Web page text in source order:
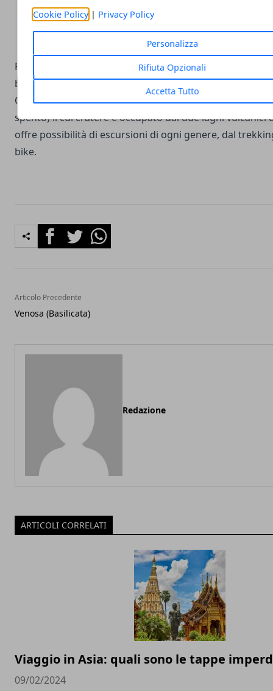
Cookie Policy | Privacy Policy
Personalizza
Rifiuta Opzionali
Accetta Tutto
Rapolla è circondata dal paesaggio tipico del Vulture
boschi, torrenti, aree da pascolo e diverse sorgenti di
Questo contesto naturalistico dominato dal monte
spento) il cui cratere è occupato dai due laghi vulcanici
offre possibilità di escursioni di ogni genere, dal
bike.
FacebookTwitterWhatsapp
Articolo Precedente
Venosa (Basilicata)
Redazione
ARTICOLI CORRELATI
Viaggio in Asia: quali sono le tappe
09/02/2024